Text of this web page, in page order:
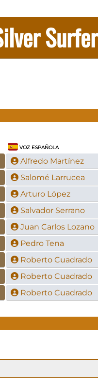
Surfer
VOZ ESPAÑOLA
Alfredo Martínez
Salomé Larrucea
Arturo López
Salvador Serrano
Juan Carlos Lozano
Pedro Tena
Roberto Cuadrado
Roberto Cuadrado
Roberto Cuadrado